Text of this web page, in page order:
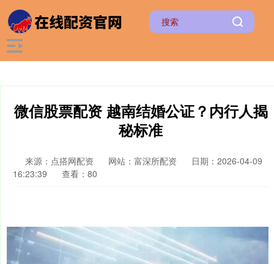
微信股票配资 越南结婚公证？内行人揭
秘标准
来源：点搭网配资 网站：富深所配资
日期：2026-04-09
16:23:39
查看：80